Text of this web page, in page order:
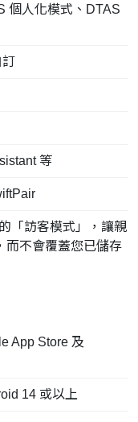
個人化模式、DTAS
等
「訪客模式」，讓親
而不會覆蓋您已儲存
App Store 及
14 或以上